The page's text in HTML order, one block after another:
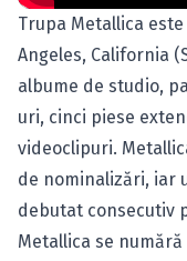
Trupa Metallica
Angeles, California
albume de studio,
uri, cinci piese
videoclipuri.
de nominalizări, iar
debutat consecutiv
Metallica se